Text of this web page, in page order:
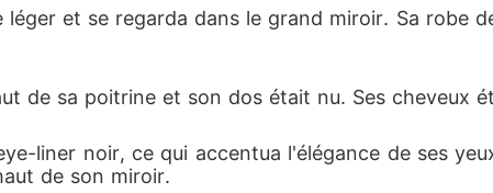
avec qui elle n'a jamais envisagé
désiré ? Que se passera-t-il lorsqu'elle réalisera
léger et se regarda dans le grand miroir. Sa robe
de sa poitrine et son dos était nu. Ses cheveux
liner noir, ce qui accentua l'élégance de ses
de son miroir.